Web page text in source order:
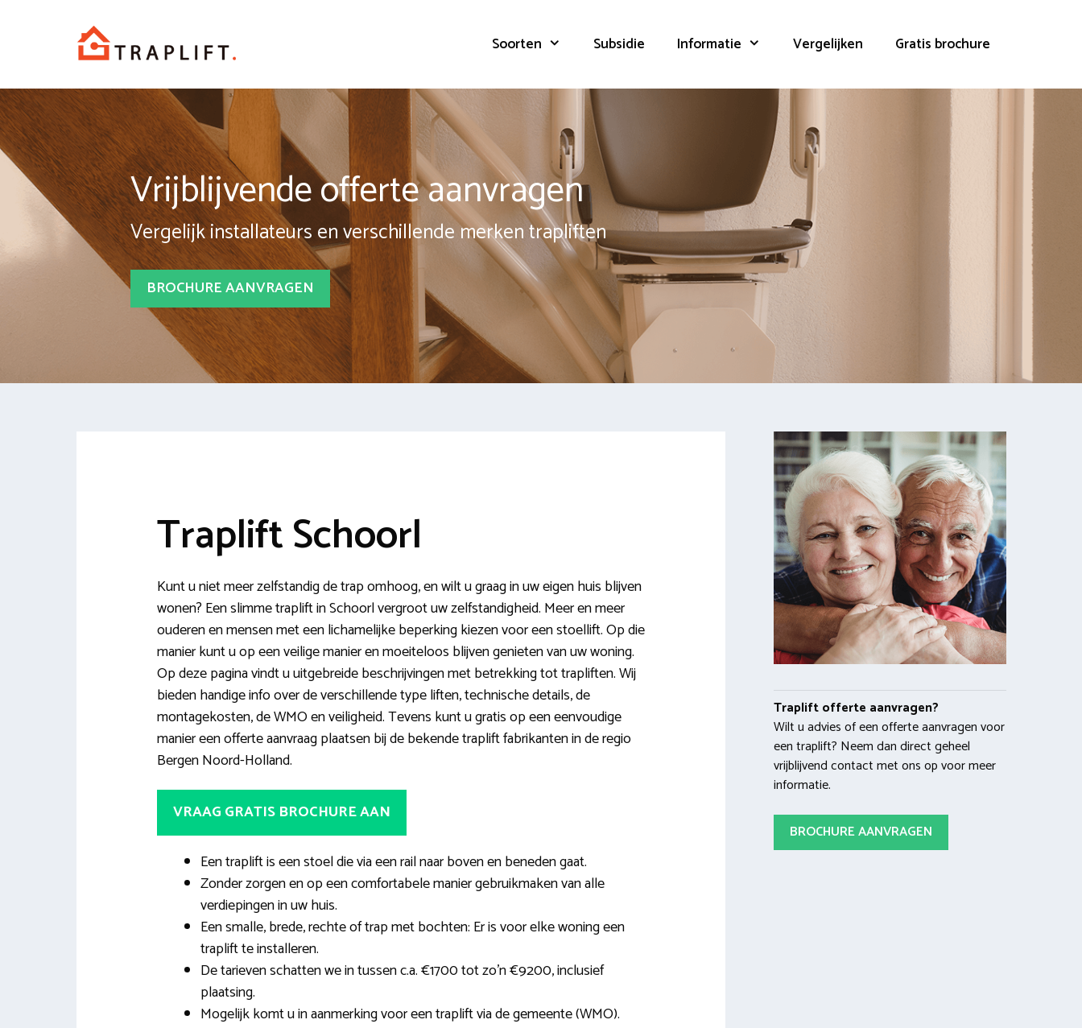
Soorten Subsidie Informatie Vergelijken Gratis brochure
Vrijblijvende offerte aanvragen
Vergelijk installateurs en verschillende merken trapliften
BROCHURE AANVRAGEN
Traplift Schoorl
Kunt u niet meer zelfstandig de trap omhoog, en wilt u graag in uw eigen huis blijven
wonen? Een slimme traplift in Schoorl vergroot uw zelfstandigheid. Meer en meer
ouderen en mensen met een lichamelijke beperking kiezen voor een stoellift. Op die
manier kunt u op een veilige manier en moeiteloos blijven genieten van uw woning.
Op deze pagina vindt u uitgebreide beschrijvingen met betrekking tot trapliften. Wij
bieden handige info over de verschillende type liften, technische details, de
montagekosten, de WMO en veiligheid. Tevens kunt u gratis op een eenvoudige
manier een offerte aanvraag plaatsen bij de bekende traplift fabrikanten in de regio
Bergen Noord-Holland.
VRAAG GRATIS BROCHURE AAN
Een traplift is een stoel die via een rail naar boven en beneden gaat.
Zonder zorgen en op een comfortabele manier gebruikmaken van alle
verdiepingen in uw huis.
Een smalle, brede, rechte of trap met bochten: Er is voor elke woning een
traplift te installeren.
De tarieven schatten we in tussen c.a. €1700 tot zo’n €9200, inclusief
plaatsing.
Mogelijk komt u in aanmerking voor een traplift via de gemeente (WMO).
Traplift offerte aanvragen?
Wilt u advies of een offerte aanvragen voor
een traplift? Neem dan direct geheel
vrijblijvend contact met ons op voor meer
informatie.
BROCHURE AANVRAGEN